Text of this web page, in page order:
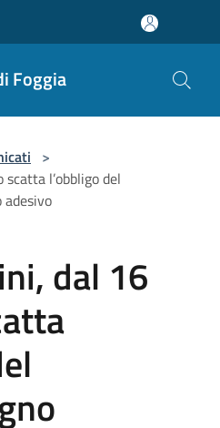
Foggia
>
l’obbligo del
dal 16